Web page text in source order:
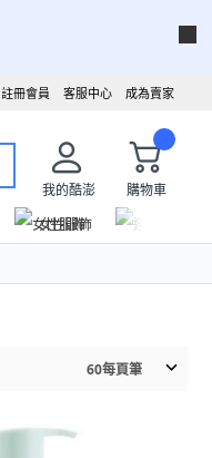
成為賣家
客服中心
註冊會員
我的酷澎
購物車
女性服飾
60每頁筆